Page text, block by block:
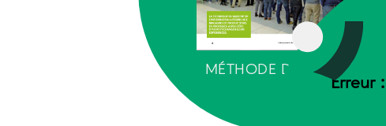
Erreur :
MÉTHODE D’ANIMATION